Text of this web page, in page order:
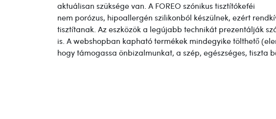
aktuálisan szüksége van. A FOREO szónikus tisztítókeféi
nem porózus, hipoallergén szilikonból készülnek, ezért
tisztítanak. Az eszközök a legújabb technikát prezentálják
is. A webshopban kapható termékek mindegyike tölthető
hogy támogassa önbizalmunkat, a szép, egészséges, tiszta